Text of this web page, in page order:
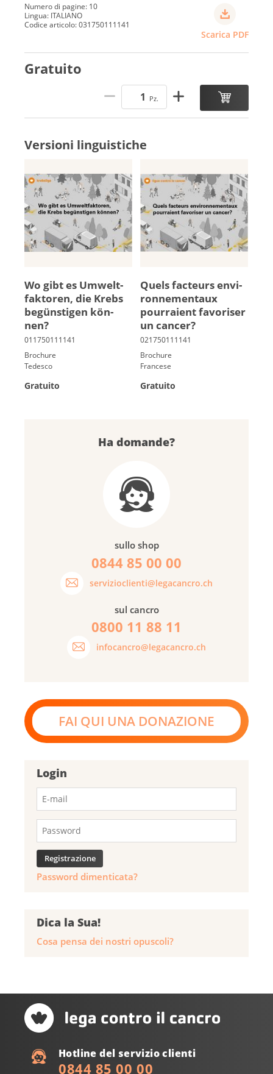
Numero di pagine: 10
Lingua: ITALIANO
Codice articolo: 031750111141
Scarica PDF
Gratuito
Pz.
Versioni linguistiche
Wo gibt es Um­welt­
fak­to­ren, die Krebs
be­güns­ti­gen kön­
nen?
Brochure
Tedesco
Gratuito
Quels fac­teurs en­vi­
ron­ne­men­taux
pour­raient fa­vo­ri­ser
un can­cer?
Brochure
Francese
Gratuito
Ha domande?
sullo shop
0844 85 00 00
servizioclienti@legacancro.ch
sul cancro
0800 11 88 11
infocancro@legacancro.ch
FAI QUI UNA DONAZIONE
Login
Password dimenticata?
Dica la Sua!
Cosa pensa dei nostri opuscoli?
Hotline del servizio clienti
0844 85 00 00